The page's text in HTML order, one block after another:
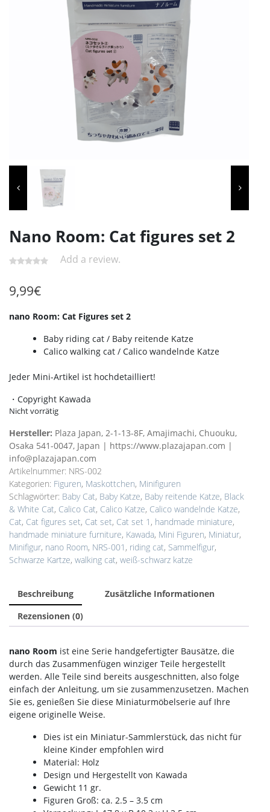
Nano Room: Cat figures set 2
Add a review.
9,99€
nano Room: Cat Figures set 2
Baby riding cat / Baby reitende Katze
Calico walking cat / Calico wandelnde Katze
Jeder Mini-Artikel ist hochdetailliert!
・Copyright Kawada
Nicht vorrätig
Hersteller: Plaza Japan, 2-1-13-8F, Amajimachi, Chuouku,
Osaka 541-0047, Japan | https://www.plazajapan.com |
info@plazajapan.com
Artikelnummer: NRS-002
Kategorien: Figuren, Maskottchen, Minifiguren
Schlagwörter: Baby Cat, Baby Katze, Baby reitende Katze, Black
& White Cat, Calico Cat, Calico Katze, Calico wandelnde Katze,
Cat, Cat figures set, Cat set, Cat set 1 , handmade miniature,
handmade miniature furniture, Kawada, Mini Figuren, Miniatur,
Minifigur, nano Room, NRS-001 , riding cat, Sammelfigur,
Schwarze Kartze, walking cat, weiß-schwarz katze
Beschreibung
Zusätzliche Informationen
Rezensionen (0)
nano Room ist eine Serie handgefertigter Bausätze, die
durch das Zusammenfügen winziger Teile hergestellt
werden. Alle Teile sind bereits ausgeschnitten, also folge
einfach der Anleitung, um sie zusammenzusetzen. Machen
Sie es, genießen Sie diese Miniaturmöbelserie auf Ihre
eigene originelle Weise.
Dies ist ein Miniatur-Sammlerstück, das nicht für
kleine Kinder empfohlen wird
Material: Holz
Design und Hergestellt von Kawada
Gewicht 11 gr.
Figuren Groß: ca. 2.5 – 3.5 cm